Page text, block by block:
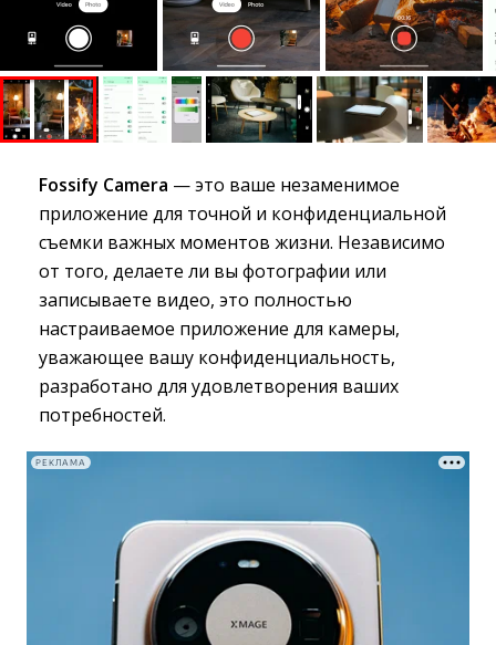
Fossify Camera — это ваше незаменимое
приложение для точной и конфиденциальной
съемки важных моментов жизни. Независимо
от того, делаете ли вы фотографии или
записываете видео, это полностью
настраиваемое приложение для камеры,
уважающее вашу конфиденциальность,
разработано для удовлетворения ваших
потребностей.
РЕКЛАМА